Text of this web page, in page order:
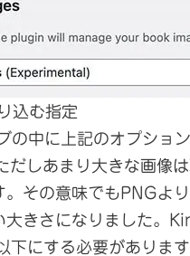
込む指定
中に上記のオプショ
しあまり大きな画像
その意味でもPNGよ
きさになりました。
下にする必要があります